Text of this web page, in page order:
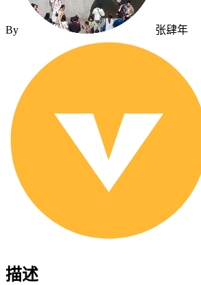
By 张肆年
描述